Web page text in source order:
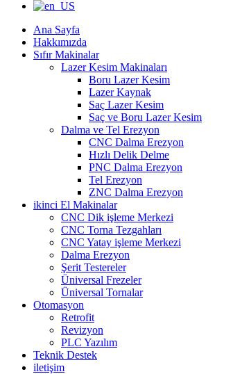
Ana Sayfa
Hakkımızda
Sıfır Makinalar
Lazer Kesim Makinaları
Boru Lazer Kesim
Lazer Kaynak
Saç Lazer Kesim
Saç ve Boru Lazer Kesim
Dalma ve Tel Erezyon
CNC Dalma Erezyon
Hızlı Delik Delme
PNC Dalma Erezyon
Tel Erezyon
ZNC Dalma Erezyon
ikinci El Makinalar
CNC Dik işleme Merkezi
CNC Torna Tezgahları
CNC Yatay işleme Merkezi
Dalma Erezyon
Şerit Testereler
Üniversal Frezeler
Üniversal Tornalar
Otomasyon
Retrofit
Revizyon
PLC Yazılım
Teknik Destek
iletişim